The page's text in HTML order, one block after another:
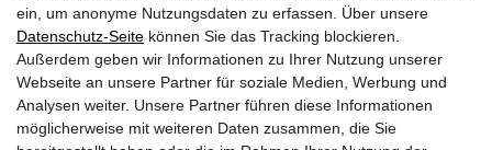
ein, um anonyme Nutzungsdaten zu erfassen. Über unsere
Datenschutz-Seite können Sie das Tracking blockieren.
Außerdem geben wir Informationen zu Ihrer Nutzung unserer
Webseite an unsere Partner für soziale Medien, Werbung und
Analysen weiter. Unsere Partner führen diese Informationen
möglicherweise mit weiteren Daten zusammen, die Sie
pinzweb.at GmbH & Co KG
Raiffeisenstraße 4, 5671 Bruck an der Glocknerstraße
Rögergasse 36/6, 1090 Wien
T:+43 (0) 6545 20340